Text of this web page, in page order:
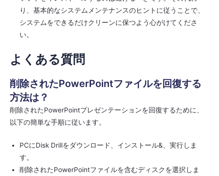
り、基本的なシステムメンテナンスのヒントに従うことで、
システムをできるだけクリーンに保つよう心がけてくださ
い。
よくある質問
削除されたPowerPointファイルを回復する
方法は？
削除されたPowerPointプレゼンテーションを回復するために、
以下の簡単な手順に従います。
PCにDisk Drillをダウンロード、インストール&、実行しま
す。
削除されたPowerPointファイルを含むディスクを選択しま